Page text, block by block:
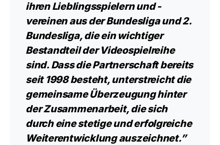
ihren Lieblingsspielern und -
vereinen aus der Bundesliga und 2.
Bundesliga, die ein wichtiger
Bestandteil der Videospielreihe
sind. Dass die Partnerschaft bereits
seit 1998 besteht, unterstreicht die
gemeinsame Überzeugung hinter
der Zusammenarbeit, die sich
durch eine stetige und erfolgreiche
Weiterentwicklung auszeichnet.”